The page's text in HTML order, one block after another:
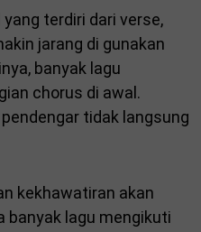
terdiri dari verse,
jarang di gunakan
banyak lagu
chorus di awal.
tidak langsung
kekhawatiran akan
banyak lagu mengikuti